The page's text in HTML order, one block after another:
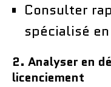
Consulter
spécialisé
2. Analyser en
licenciement